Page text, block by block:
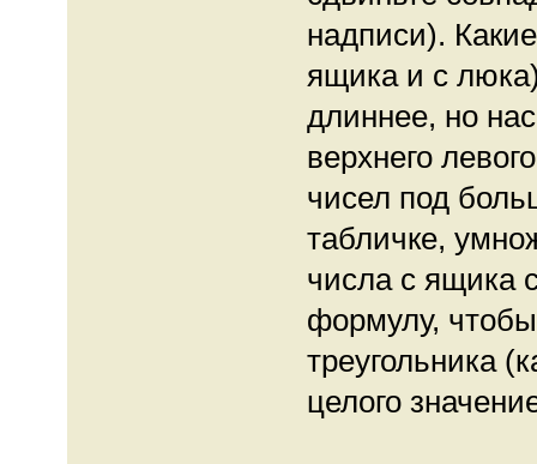
надписи).
ящика и с
длиннее, но
верхнего
чисел под
табличке,
числа с ящика
формулу,
треугольника
целого